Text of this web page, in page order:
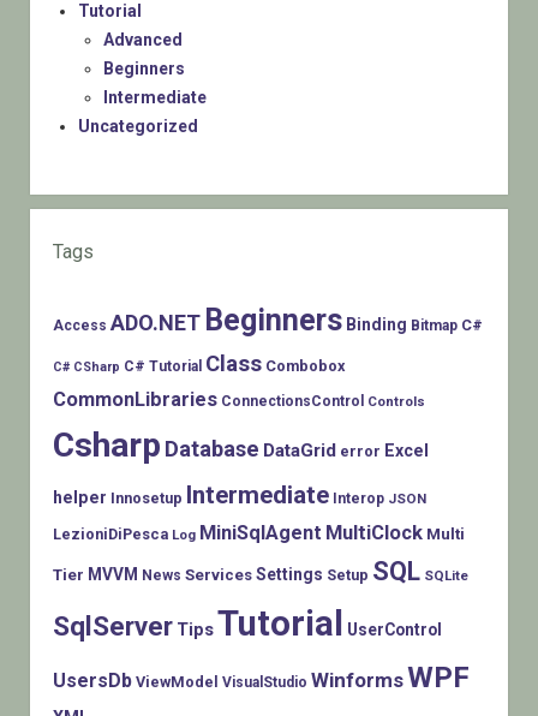
Tutorial
Advanced
Beginners
Intermediate
Uncategorized
Tags
Access ADO.NET Beginners Binding Bitmap C#
C# CSharp C# Tutorial Class Combobox
CommonLibraries ConnectionsControl Controls
Csharp Database DataGrid error Excel
helper Innosetup Intermediate Interop JSON
LezioniDiPesca Log MiniSqlAgent MultiClock Multi
Tier MVVM News Services Settings Setup SQL SQLite
SqlServer TipsTutorial UserControl
UsersDb ViewModel VisualStudio WinformsWPF